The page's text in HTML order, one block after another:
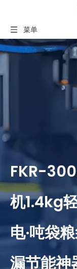
菜单
FKR-
机1.4kg
电·吨袋
漏节能神